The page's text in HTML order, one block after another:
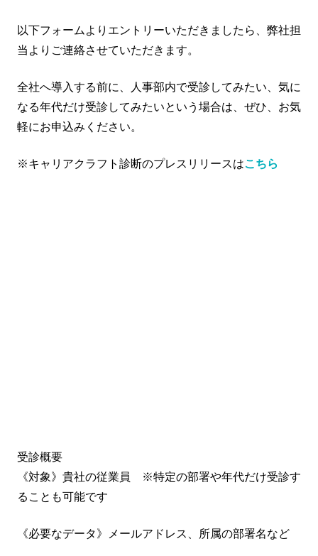
以下フォームよりエントリーいただきましたら、弊社担
当よりご連絡させていただきます。
全社へ導入する前に、人事部内で受診してみたい、気に
なる年代だけ受診してみたいという場合は、ぜひ、お気
軽にお申込みください。
※キャリアクラフト診断のプレスリリースはこちら
受診概要
《対象》貴社の従業員 ※特定の部署や年代だけ受診す
ることも可能です
《必要なデータ》メールアドレス、所属の部署名など